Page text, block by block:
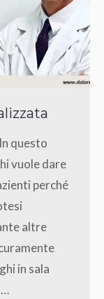
questo
vuole dare
perché
altre
in sala